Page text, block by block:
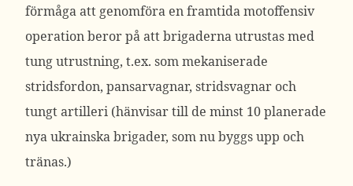
förmåga att genomföra en framtida motoffensiv
operation beror på att brigaderna utrustas med
tung utrustning, t.ex. som mekaniserade
stridsfordon, pansarvagnar, stridsvagnar och
tungt artilleri (hänvisar till de minst 10 planerade
nya ukrainska brigader, som nu byggs upp och
tränas.)